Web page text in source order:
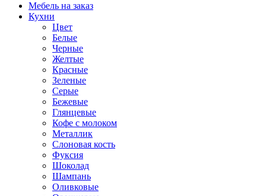
Мебель на заказ
Кухни
Цвет
Белые
Черные
Желтые
Красные
Зеленые
Серые
Бежевые
Глянцевые
Кофе с молоком
Металлик
Слоновая кость
Фуксия
Шоколад
Шампань
Оливковые